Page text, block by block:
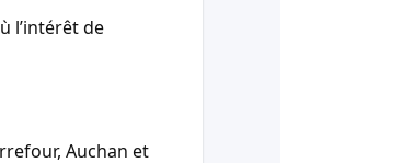
l’intérêt de
Auchan et